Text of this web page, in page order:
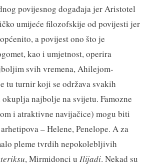
povijesnog događaja jer Aristotel
umijeće filozofskije od povijesti jer
a povijest ono što je
kao i umjetnost, operira
svih vremena, Ahilejom-
tu turnir koji se održava svakih
najbolje na svijetu. Famozne
i atraktivne navijačice) mogu biti
– Helene, Penelope. A za
pleme tvrdih nepokolebljivih
, Mirmidonci u Ilijadi. Nekad su